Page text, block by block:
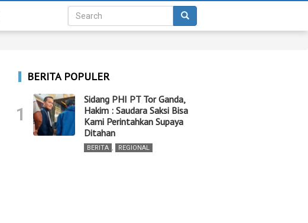
BERITA POPULER
1
Sidang PHI PT Tor Ganda,
Hakim : Saudara Saksi Bisa
Kami Perintahkan Supaya
Ditahan
BERITA , REGIONAL